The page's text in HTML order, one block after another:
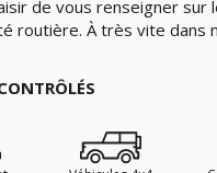
de vous renseigner sur
routière. À très vite dans